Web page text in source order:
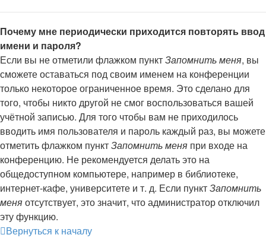
Почему мне периодически приходится повторять ввод
имени и пароля?
Если вы не отметили флажком пунктЗапомнить меня, вы
сможете оставаться под своим именем на конференции
только некоторое ограниченное время. Это сделано для
того, чтобы никто другой не смог воспользоваться вашей
учётной записью. Для того чтобы вам не приходилось
вводить имя пользователя и пароль каждый раз, вы можете
отметить флажком пунктЗапомнить меня при входе на
конференцию. Не рекомендуется делать это на
общедоступном компьютере, например в библиотеке,
интернет-кафе, университете и т. д. Если пунктЗапомнить
меняотсутствует, это значит, что администратор отключил
эту функцию.
Вернуться к началу